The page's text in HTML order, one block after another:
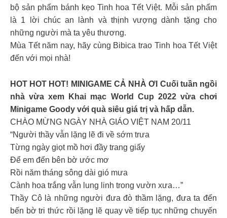
bộ sản phẩm bánh kẹo Tinh hoa Tết Việt. Mỗi sản phẩm
là 1 lời chúc an lành và thịnh vượng dành tặng cho
những người mà ta yêu thương.
Mùa Tết năm nay, hãy cùng Bibica trao Tinh hoa Tết Việt
đến với mọi nhà!
HOT HOT HOT! MINIGAME CẢ NHÀ ƠI Cuối tuần ngồi
nhà vừa xem Khai mạc World Cup 2022 vừa chơi
Minigame Goody với quà siêu giá trị và hấp dẫn.
CHÀO MỪNG NGÀY NHÀ GIÁO VIỆT NAM 20/11
“Người thầy vẫn lặng lẽ đi về sớm trưa
Từng ngày giọt mồ hơi đầy trang giấy
Để em đến bên bờ ước mơ
Rồi năm tháng sông dài gió mưa
Cành hoa trắng vẫn lung linh trong vườn xưa…”
Thầy Cô là những người đưa đò thầm lặng, đưa ta đến
bến bờ tri thức rồi lặng lẽ quay về tiếp tục những chuyến